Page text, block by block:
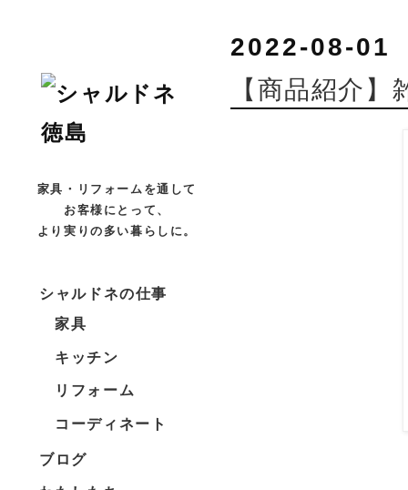
家具・リフォームを通して
お客様にとって、
より実りの多い暮らしに。
シャルドネの仕事
家具
キッチン
リフォーム
コーディネート
ブログ
2022-08-01
【商品紹介